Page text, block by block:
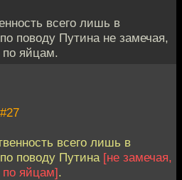
всего лишь в
поводу Путина не замечая,
по яйцам.
#27
всего лишь в
поводу Путина [не замечая,
по яйцам].